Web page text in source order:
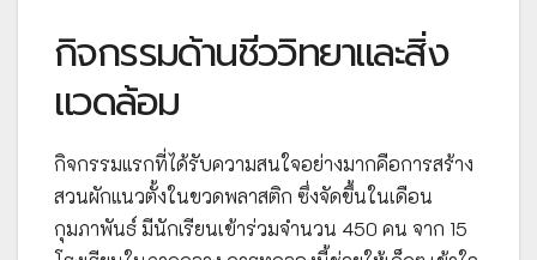
กิจกรรมด้านชีววิทยาและสิ่ง
แวดล้อม
กิจกรรมแรกที่ได้รับความสนใจอย่างมากคือการสร้าง
สวนผักแนวตั้งในขวดพลาสติก ซึ่งจัดขึ้นในเดือน
กุมภาพันธ์ มีนักเรียนเข้าร่วมจำนวน 450 คน จาก 15